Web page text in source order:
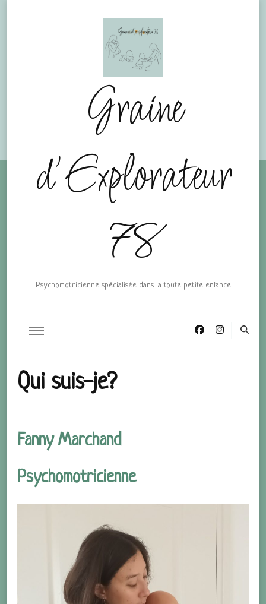
Graine
d'Explorateur
78
Psychomotricienne spécialisée dans la toute petite enfance
Qui suis-je?
Fanny Marchand
Psychomotricienne